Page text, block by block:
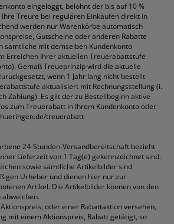
eingeloggt, belohnt der bis auf 10 %
Treure bei regulären Einkäufen direkt in
werden nur Warenkörbe automatisch
Gutscheine oder anderen Rabatte
sämtliche mit demselben Kundenkonto
Erreichen Ihrer aktuellen Treuerabattstufe
Gemäß Treueprinzip wird die aktuelle
wenn 1 Jahr lang nicht bestellt
aktualisiert mit Rechnungsstellung (i.
Zahlung). Es gilt der zu Bestellbeginn aktive
zum Treuerabatt in Ihrem Kundenkonto oder
treuerabatt
24-Stunden-Versandbereitschaft bezieht
Lieferzeit von 1 Tag(e) gekennzeichnet sind.
sowie sämtliche Artikelbilder sind
Urheber und dienen hier nur zur
Artikel. Die Artikelbilder können von den
oder einer Rabattaktion versehen,
mit einem Aktionspreis, Rabatt getätigt, so